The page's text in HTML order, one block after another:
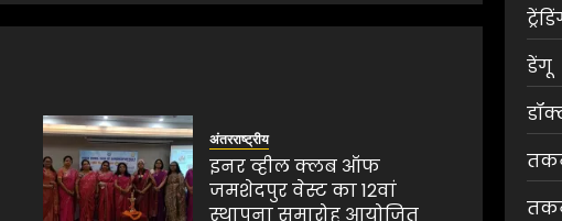
अंतरराष्ट्रीय
इनर व्हील क्लब ऑफ
जमशेदपुर वेस्ट का 12वां
स्थापना समारोह आयोजित
डेंगू